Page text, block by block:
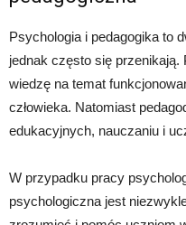
Psychologia i pedagogika to
jednak często się przenikają.
wiedzę na temat
człowieka. Natomiast
edukacyjnych, nauczaniu i
W przypadku pracy
psychologiczna jest